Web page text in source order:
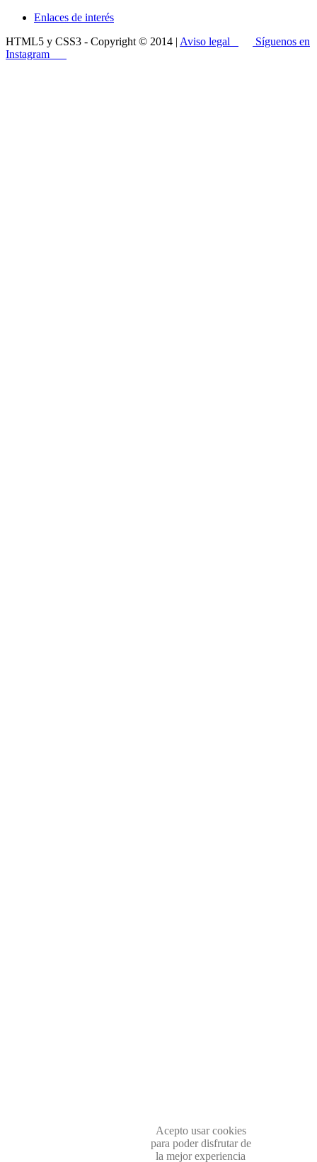
Enlaces de interés
HTML5 y CSS3 - Copyright © 2014 | Aviso legal
Síguenos en
Instagram
Acepto usar cookies
para poder disfrutar de
la mejor experiencia